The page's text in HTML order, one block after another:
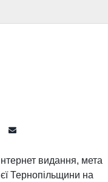
видання, мета
Тернопільщини на